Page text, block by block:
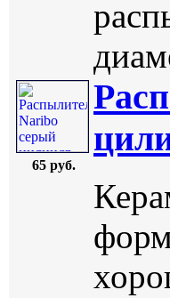
65 руб.